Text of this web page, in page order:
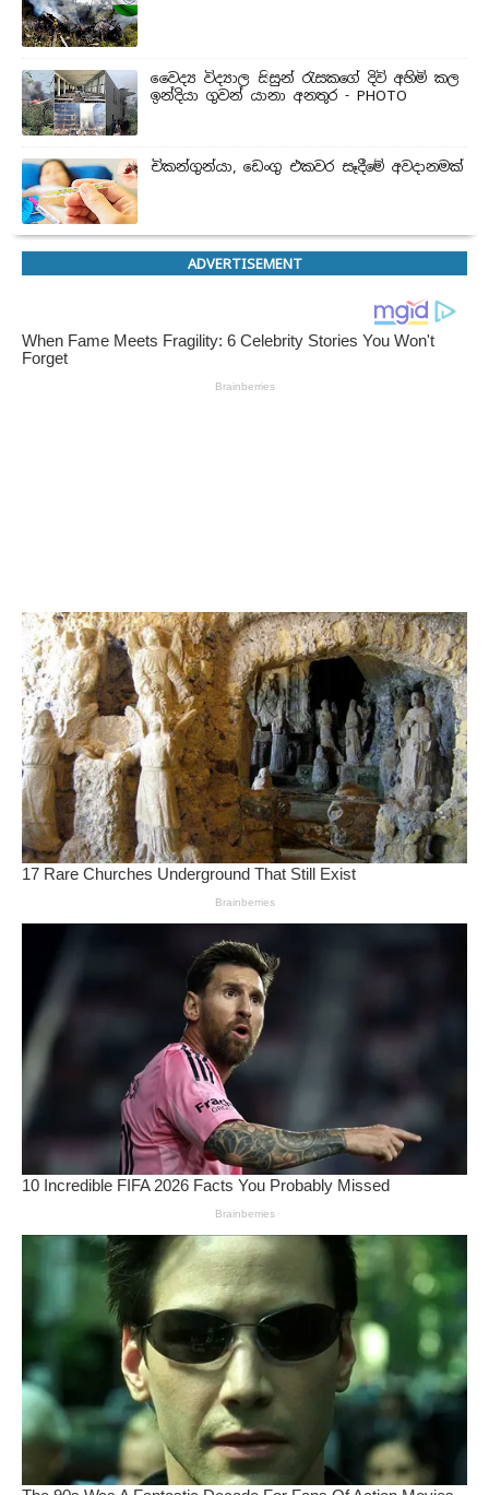
වෛද්‍ය විද්‍යාල සිසුන් ‍රැසකගේ දිවි අහිමි කල
ඉන්දියා ගුවන් යානා අනතුර - PHOTO
චිකන්ගුන්යා, ඩෙංගු එකවර සෑදීමේ අවදානමක්
ADVERTISEMENT